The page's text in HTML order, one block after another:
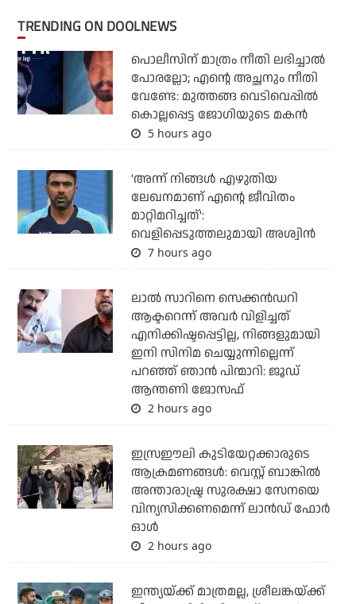
TRENDING ON DOOLNEWS
പൊലീസിന് മാത്രം നീതി ലഭിച്ചാല്‍
പോരല്ലോ; എന്റെ അച്ഛനും നീതി
വേണ്ടേ: മുത്തങ്ങ വെടിവെപ്പില്‍
കൊല്ലപ്പെട്ട ജോഗിയുടെ മകന്‍
5 hours ago
'അന്ന് നിങ്ങള്‍ എഴുതിയ
ലേഖനമാണ് എന്റെ ജീവിതം
മാറ്റിമറിച്ചത്':
വെളിപ്പെടുത്തലുമായി അശ്വിന്‍
7 hours ago
ലാല്‍ സാറിനെ സെക്കന്‍ഡറി
ആക്ടറെന്ന് അവര്‍ വിളിച്ചത്
എനിക്കിഷ്ടപ്പെട്ടില്ല, നിങ്ങളുമായി
ഇനി സിനിമ ചെയ്യുന്നില്ലെന്ന്
പറഞ്ഞ് ഞാന്‍ പിന്മാറി: ജൂഡ്
ആന്തണി ജോസഫ്
2 hours ago
ഇസ്രഈലി കുടിയേറ്റക്കാരുടെ
ആക്രമണങ്ങള്‍: വെസ്റ്റ് ബാങ്കില്‍
അന്താരാഷ്ട്ര സുരക്ഷാ സേനയെ
വിന്യസിക്കണമെന്ന് ലാന്‍ഡ് ഫോര്‍
ഓള്‍
2 hours ago
ഇന്ത്യയ്ക്ക് മാത്രമല്ല, ശ്രീലങ്കയ്ക്ക്